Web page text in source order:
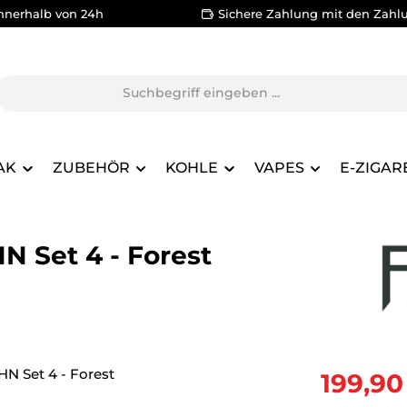
von 24h Sichere Zahlung mit den
ZUBEHÖR KOHLE VAPES E-
Set 4 - Forest
Verkaufspreis: